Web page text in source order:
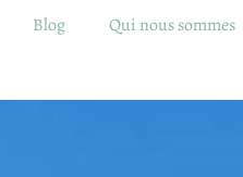
Blog Qui nous sommes